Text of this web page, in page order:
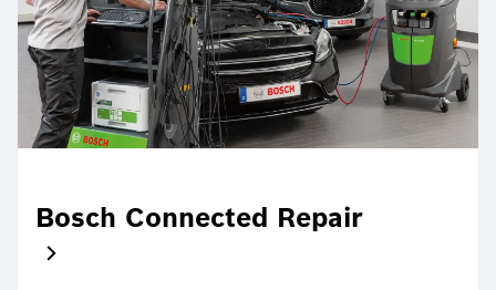
Bosch Connected Repair